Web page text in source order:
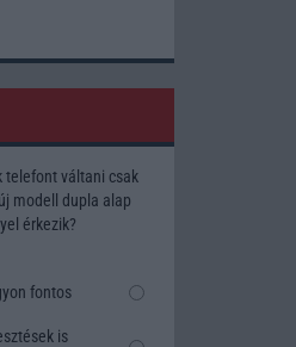
telefont váltani csak
modell dupla alap
érkezik?
fontos
is